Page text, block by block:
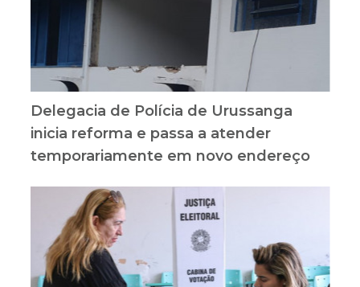
Delegacia de Polícia de Urussanga
inicia reforma e passa a atender
temporariamente em novo endereço